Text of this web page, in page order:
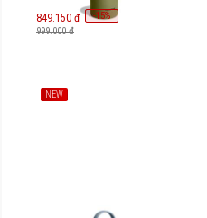
849.150 đ -15%
999.000 đ
NEW